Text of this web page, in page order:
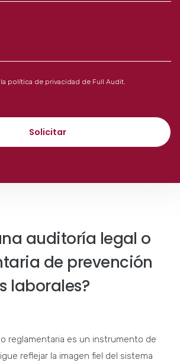
política de privacidad de Full Audit.
Solicitar
auditoría legal o
de prevención
laborales?
reglamentaria es un instrumento de
reflejar la imagen fiel del sistema